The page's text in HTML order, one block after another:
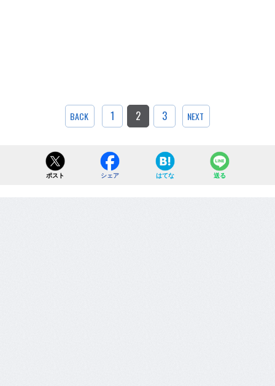
BACK 1 2 3 NEXT
ポスト シェア はてな 送る